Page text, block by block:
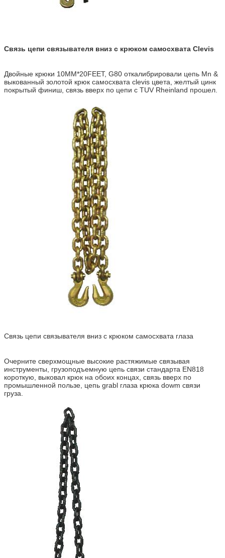
Связь цепи связывателя вниз с крюком самосхвата Clevis
Двойные крюки 10MM*20FEET, G80 откалибрировали цепь Mn &
выкованный золотой крюк самосхвата clevis цвета, желтый цинк
покрытый финиш, связь вверх по цепи с TUV Rheinland прошел.
Связь цепи связывателя вниз с крюком самосхвата глаза
Очерните сверхмощные высокие растяжимые связывая
инструменты, грузоподъемную цепь связи стандарта EN818
короткую, выковал крюк на обоих концах, связь вверх по
промышленной пользе, цепь grabl глаза крюка dowm связи
груза.